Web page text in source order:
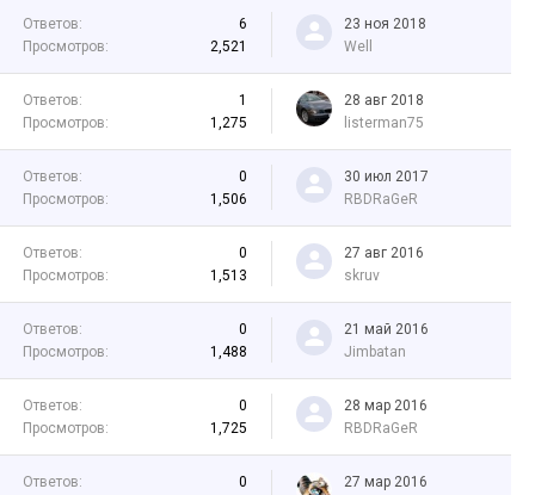
Ответов:
6
Просмотров:
2,521
23 ноя 2018
Well
Ответов:
1
Просмотров:
1,275
28 авг 2018
listerman75
Ответов:
0
Просмотров:
1,506
30 июл 2017
RBDRaGeR
Ответов:
0
Просмотров:
1,513
27 авг 2016
skruv
Ответов:
0
Просмотров:
1,488
21 май 2016
Jimbatan
Ответов:
0
Просмотров:
1,725
28 мар 2016
RBDRaGeR
Ответов:
0
27 мар 2016